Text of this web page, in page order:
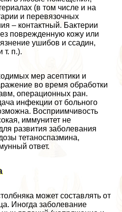
(в том числе и на
и перевязочных
– контактный. Бактерии
поврежденную кожу или
ушибов и ссадин,
т. п.).
мер асептики и
во время обработки
операционных ран.
инфекции от больного
Восприимчивость
иммунитет не
развития заболевания
тетаноспазмина,
ответ.
может составлять от
Иногда заболевание